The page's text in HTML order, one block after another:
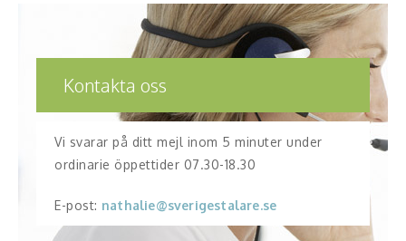
Kontakta oss
Vi svarar på ditt mejl inom 5 minuter under
ordinarie öppettider 07.30-18.30
E-post: nathalie@sverigestalare.se